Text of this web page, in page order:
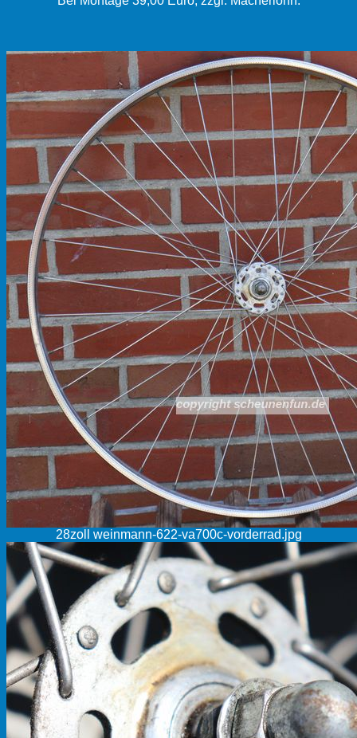
28zoll weinmann-622-va700c-vorderrad.jpg